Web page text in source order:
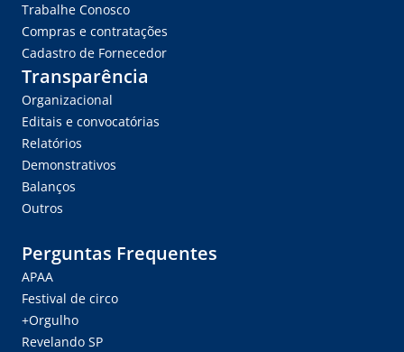
Trabalhe Conosco
Compras e contratações
Cadastro de Fornecedor
Transparência
Organizacional
Editais e convocatórias
Relatórios
Demonstrativos
Balanços
Outros
Perguntas Frequentes
APAA
Festival de circo
+Orgulho
Revelando SP